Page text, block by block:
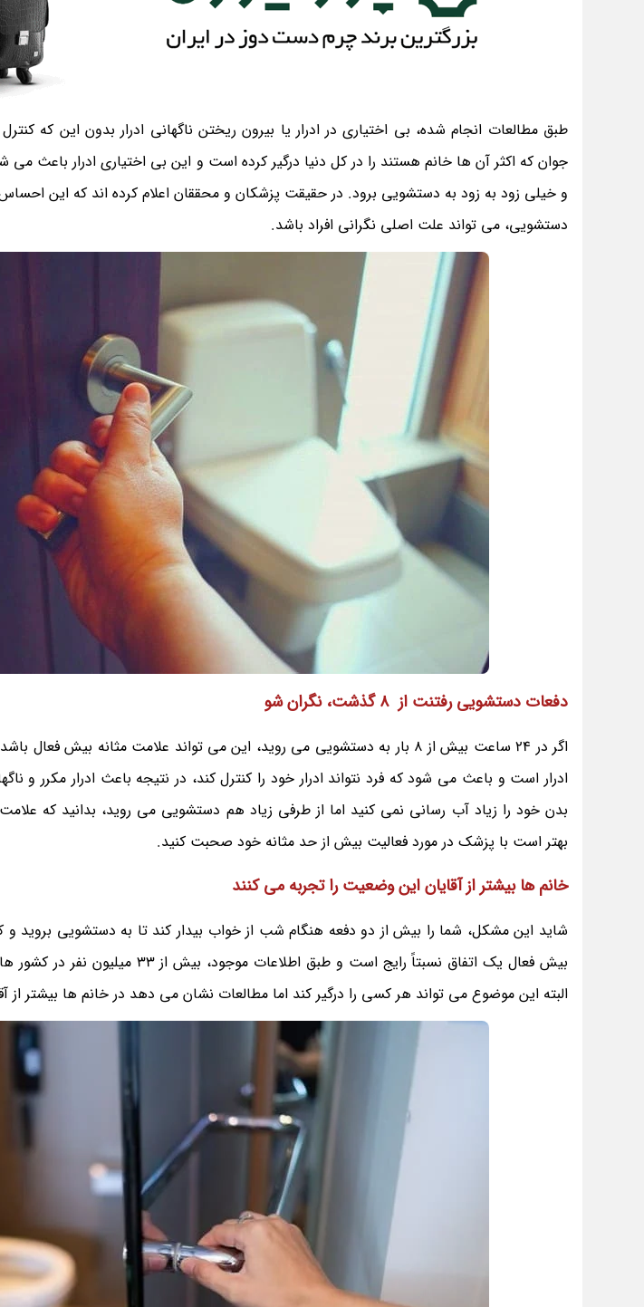
جوان که اکثر آن ها خانم هستند را در کل دنیا درگیر کرده است و این بی اختیاری ادرار باعث می‌
و خیلی زود به زود به دستشویی برود. در حقیقت پزشکان و محققان اعلام کرده اند که این احساس
دستشویی، می تواند علت اصلی نگرانی افراد باشد.
دفعات دستشویی رفتنت از 8 گذشت، نگران شو
اگر در 24 ساعت بیش از 8 بار به دستشویی می روید، این می تواند علامت مثانه بیش
ادرار است و باعث می‌ شود که فرد نتواند ادرار خود را کنترل کند، در نتیجه باعث ادرار مکرر و
بدن خود را زیاد آب رسانی نمی کنید اما از طرفی زیاد هم دستشویی می روید، بدانید که
بهتر است با پزشک در مورد فعالیت بیش از حد مثانه خود صحبت کنید.
خانم‌ ها بیشتر از آقایان این وضعیت را تجربه می‌ کنند
شاید این مشکل، شما را بیش از دو دفعه هنگام شب از خواب بیدار کند تا به دستشویی بروید و
بیش فعال یک اتفاق نسبتاً رایج است و طبق
البته این موضوع می‌ تواند هر کسی را درگیر کند اما مطالعات نشان می‌ دهد در خانم‌ ها بیشتر از